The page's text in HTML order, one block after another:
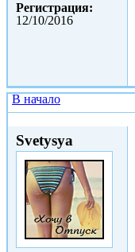
Регистрация:
12/10/2016
В начало
Svetysya